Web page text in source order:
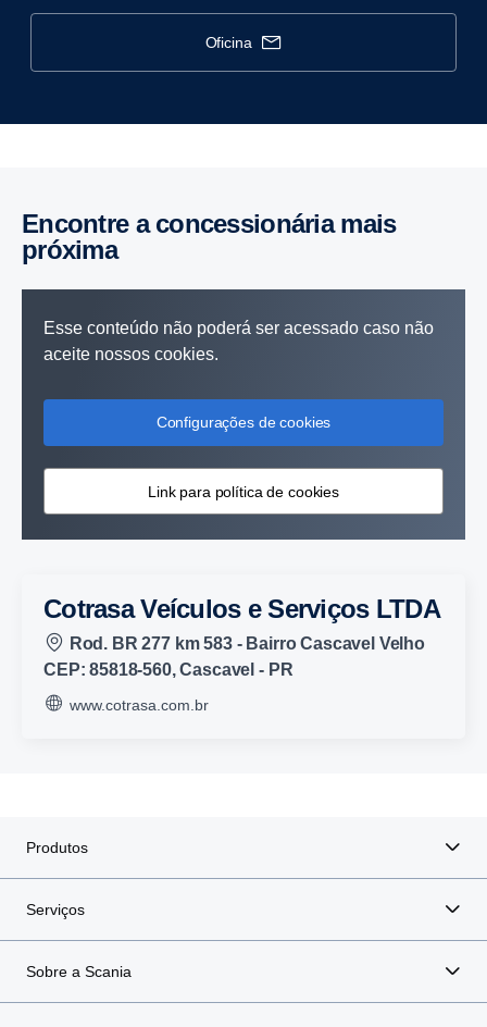
oficina
Encontre a concessionária mais
próxima
Esse conteúdo não poderá ser acessado caso não
aceite nossos cookies.
Configurações de cookies
Link para política de cookies
Cotrasa Veículos e Serviços LTDA
Rod. BR 277 km 583 - Bairro Cascavel Velho
CEP: 85818-560, Cascavel - PR
www.cotrasa.com.br
Produtos
Serviços
Sobre a Scania